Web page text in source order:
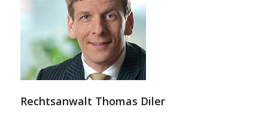
Rechtsanwalt Thomas Diler